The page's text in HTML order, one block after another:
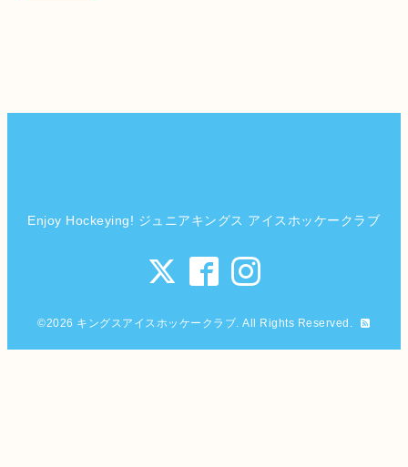
Enjoy Hockeying! ジュニアキングス アイスホッケークラブ
©2026 キングスアイスホッケークラブ. All Rights Reserved.